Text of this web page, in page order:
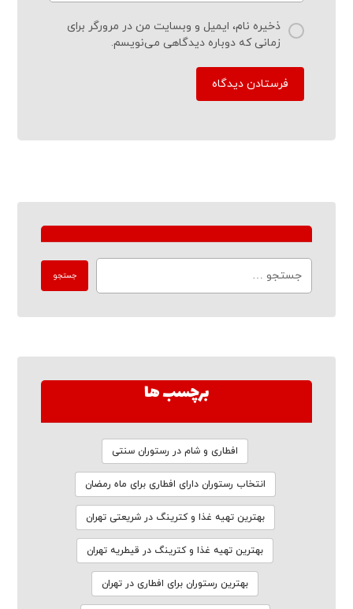
ذخیره نام، ایمیل و وبسایت من در مرورگر برای
زمانی که دوباره دیدگاهی می‌نویسم.
برچسب ها
افطاری و شام در رستوران سنتی
انتخاب رستوران دارای افطاری برای ماه رمضان
بهترین تهیه غذا و کترینگ در شریعتی تهران
بهترین تهیه غذا و کترینگ در قیطریه تهران
بهترین رستوران برای افطاری در تهران